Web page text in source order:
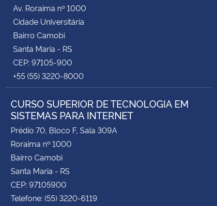
Secretaria-Geral
Secretaria de Governo
Gabinete de Segurança Institucional
Advocacia-Geral da União
Banco Central do Brasil
Planalto
Av. Roraima nº 1000
Cidade Universitária
Bairro Camobi
Santa Maria - RS
CEP: 97105-900
+55 (55) 3220-8000
CURSO SUPERIOR DE TECNOLOGIA EM
SISTEMAS PARA INTERNET
Prédio 70, Bloco F, Sala 309A
Roraima nº 1000
Bairro Camobi
Santa Maria - RS
CEP: 97105900
Telefone: (55) 3220-6119